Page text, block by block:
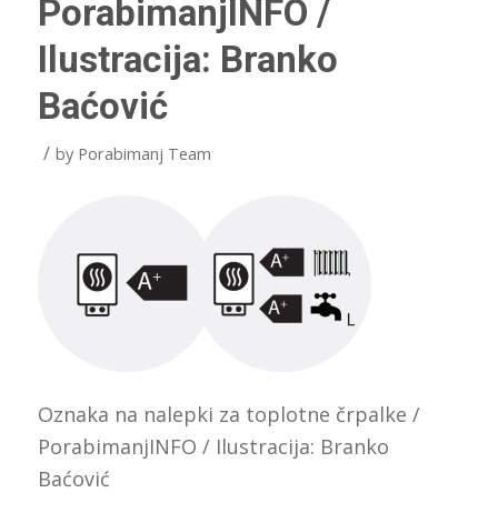
PorabimanjINFO /
Ilustracija: Branko
Baćović
/ by Porabimanj Team
Oznaka na nalepki za toplotne črpalke /
PorabimanjINFO / Ilustracija: Branko
Baćović